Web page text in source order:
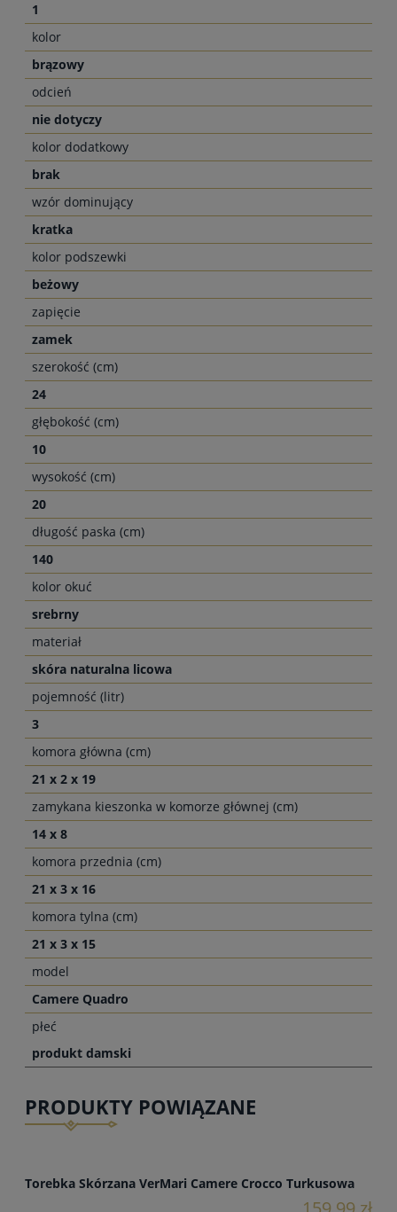
1
kolor
brązowy
odcień
nie dotyczy
kolor dodatkowy
brak
wzór dominujący
kratka
kolor podszewki
beżowy
zapięcie
zamek
szerokość (cm)
24
głębokość (cm)
10
wysokość (cm)
20
długość paska (cm)
140
kolor okuć
srebrny
materiał
skóra naturalna licowa
pojemność (litr)
3
komora główna (cm)
21 x 2 x 19
zamykana kieszonka w komorze głównej (cm)
14 x 8
komora przednia (cm)
21 x 3 x 16
komora tylna (cm)
21 x 3 x 15
model
Camere Quadro
płeć
produkt damski
PRODUKTY POWIĄZANE
Torebka Skórzana VerMari Camere Crocco Turkusowa